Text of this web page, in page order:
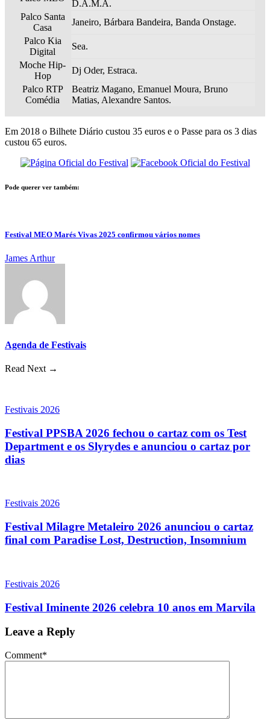
D.A.M.A.
Palco Santa
Casa
Janeiro, Bárbara Bandeira, Banda Onstage.
Palco Kia
Digital
Sea.
Moche Hip-
Hop
Dj Oder, Estraca.
Palco RTP
Comédia
Beatriz Magano, Emanuel Moura, Bruno
Matias, Alexandre Santos.
Em 2018 o Bilhete Diário custou 35 euros e o Passe para os 3 dias
custou 65 euros.
Pode querer ver também:
Festival MEO Marés Vivas 2025 confirmou vários nomes
James Arthur
Agenda de Festivais
Read Next →
Festivais 2026
Festival PPSBA 2026 fechou o cartaz com os Test
Department e os Slyrydes e anunciou o cartaz por
dias
Festivais 2026
Festival Milagre Metaleiro 2026 anunciou o cartaz
final com Paradise Lost, Destruction, Insomnium
Festivais 2026
Festival Iminente 2026 celebra 10 anos em Marvila
Leave a Reply
Comment*